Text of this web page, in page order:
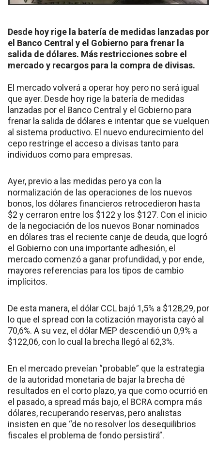
Desde hoy rige la batería de medidas lanzadas por
el Banco Central y el Gobierno para frenar la
salida de dólares. Más restricciones sobre el
mercado y recargos para la compra de divisas.
El mercado volverá a operar hoy pero no será igual
que ayer. Desde hoy rige la batería de medidas
lanzadas por el Banco Central y el Gobierno para
frenar la salida de dólares e intentar que se vuelquen
al sistema productivo. El nuevo endurecimiento del
cepo restringe el acceso a divisas tanto para
individuos como para empresas.
Ayer, previo a las medidas pero ya con la
normalización de las operaciones de los nuevos
bonos, los dólares financieros retrocedieron hasta
$2 y cerraron entre los $122 y los $127. Con el inicio
de la negociación de los nuevos Bonar nominados
en dólares tras el reciente canje de deuda, que logró
el Gobierno con una importante adhesión, el
mercado comenzó a ganar profundidad, y por ende,
mayores referencias para los tipos de cambio
implícitos.
De esta manera, el dólar CCL bajó 1,5% a $128,29, por
lo que el spread con la cotización mayorista cayó al
70,6%. A su vez, el dólar MEP descendió un 0,9% a
$122,06, con lo cual la brecha llegó al 62,3%.
En el mercado preveían “probable” que la estrategia
de la autoridad monetaria de bajar la brecha dé
resultados en el corto plazo, ya que como ocurrió en
el pasado, a spread más bajo, el BCRA compra más
dólares, recuperando reservas, pero analistas
insisten en que “de no resolver los desequilibrios
fiscales el problema de fondo persistirá”.